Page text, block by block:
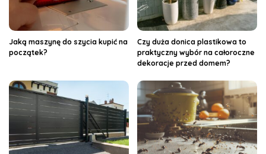
Jaką maszynę do szycia kupić na
początek?
Czy duża donica plastikowa to
praktyczny wybór na całoroczne
dekoracje przed domem?